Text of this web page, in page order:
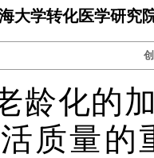
大学转化医学研究
龄化的
质量的